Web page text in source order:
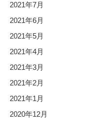
2021年7月
2021年6月
2021年5月
2021年4月
2021年3月
2021年2月
2021年1月
2020年12月